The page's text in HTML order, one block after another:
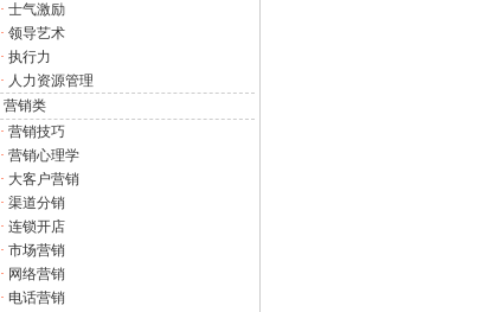
· 士气激励
· 领导艺术
· 执行力
· 人力资源管理
营销类
· 营销技巧
· 营销心理学
· 大客户营销
· 渠道分销
· 连锁开店
· 市场营销
· 网络营销
· 电话营销